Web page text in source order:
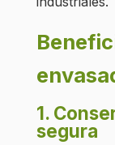
1.
segura